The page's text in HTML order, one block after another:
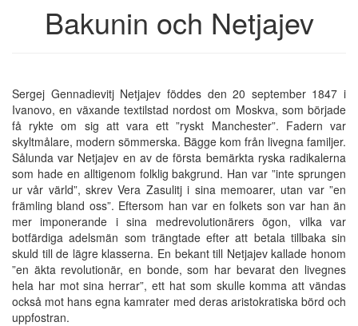
Bakunin och Netjajev
Sergej Gennadievitj Netjajev föddes den 20 september 1847 i
Ivanovo, en växande textilstad nordost om Moskva, som började
få rykte om sig att vara ett ”ryskt Manchester”. Fadern var
skyltmålare, modern sömmerska. Bägge kom från livegna familjer.
Sålunda var Netjajev en av de första bemärkta ryska radikalerna
som hade en alltigenom folklig bakgrund. Han var ”inte sprungen
ur vår värld”, skrev Vera Zasulitj i sina memoarer, utan var ”en
främling bland oss”. Eftersom han var en folkets son var han än
mer imponerande i sina medrevolutionärers ögon, vilka var
botfärdiga adelsmän som trängtade efter att betala tillbaka sin
skuld till de lägre klasserna. En bekant till Netjajev kallade honom
”en äkta revolutionär, en bonde, som har bevarat den livegnes
hela har mot sina herrar”, ett hat som skulle komma att vändas
också mot hans egna kamrater med deras aristokratiska börd och
uppfostran.